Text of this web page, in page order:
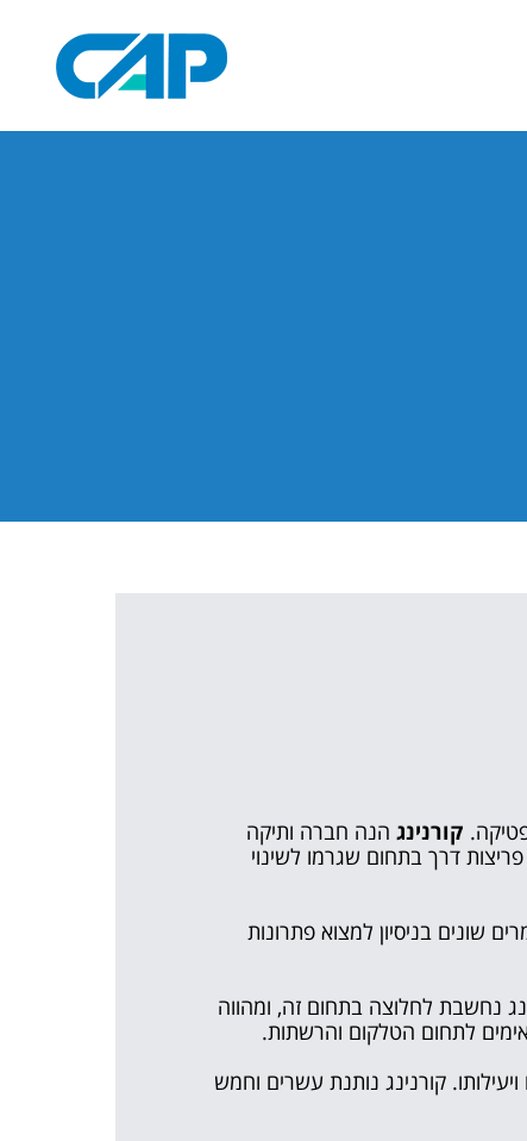
קורנינג הנה חברה ותיקה
לכמה פריצות דרך בתחום שגרמו לשינוי
שונים בניסיון למצוא פתרונות
נחשבת לחלוצה בתחום זה, ומהווה
לתחום הטלקום והרשתות.
קורנינג נותנת עשרים וחמש